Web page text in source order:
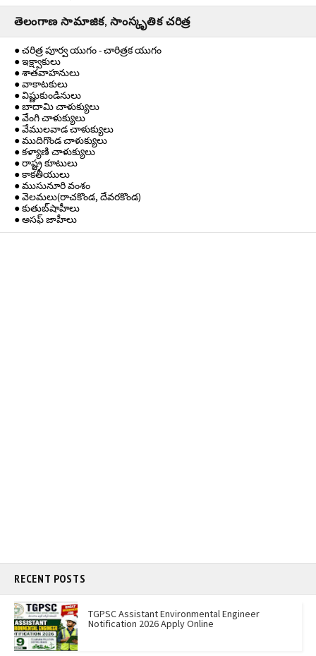
తెలంగాణ సామాజిక, సాంస్కృతిక చరిత్ర
● చరిత్ర పూర్వ యుగం - చారిత్రక యుగం
● ఇక్ష్వాకులు
● శాతవాహనులు
● వాకాటకులు
● విష్ణుకుండినులు
● బాదామి చాళుక్యులు
● వేంగి చాళుక్యులు
● వేములవాడ చాళుక్యులు
● ముదిగొండ చాళుక్యులు
● కళ్యాణి చాళుక్యులు
● రాష్ట్ర కూటులు
● కాకతీయులు
● ముసునూరి వంశం
● వెలమలు(రాచకొండ, దేవరకొండ)
● కుతుబ్‌షాహీలు
● అసఫ్ జాహీలు
RECENT POSTS
TGPSC Assistant Environmental Engineer
Notification 2026 Apply Online